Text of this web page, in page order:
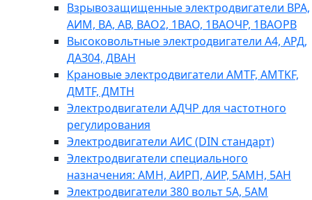
Взрывозащищенные электродвигатели ВРА,
АИМ, ВА, АВ, ВАO2, 1ВАО, 1ВАОЧР, 1ВАОРВ
Высоковольтные электродвигатели A4, АРД,
ДАЗ04, ДВАН
Крановые электродвигатели AMTF, AMTKF,
ДMTF, ДМТН
Электродвигатели АДЧР для частотного
регулирования
Электродвигатели АИС (DIN стандарт)
Электродвигатели специального
назначения: АМН, АИРП, АИР, 5АМН, 5АН
Электродвигатели 380 вольт 5А, 5АМ